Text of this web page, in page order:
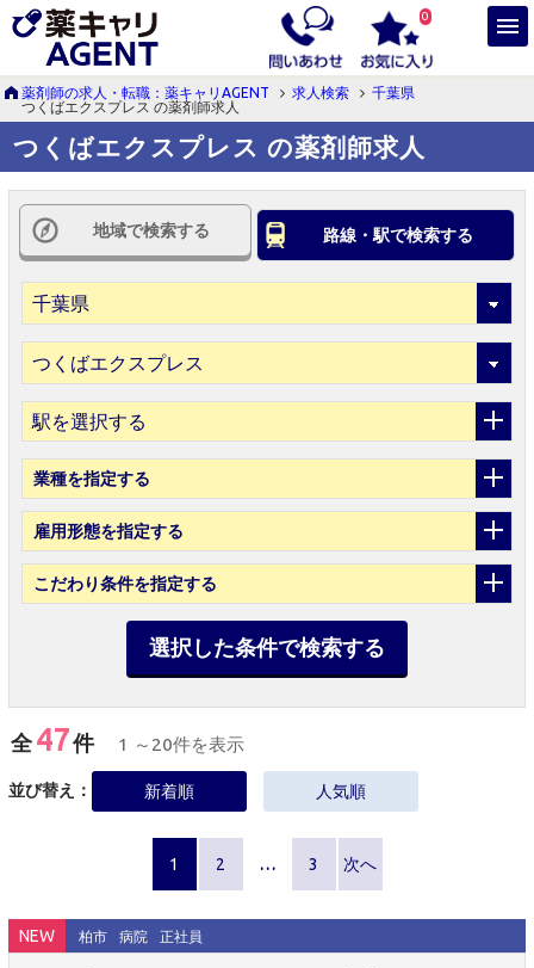
0
薬剤師の求人・転職：薬キャリAGENT 求人検索
千葉県
つくばエクスプレス の薬剤師求人
つくばエクスプレス の薬剤師求人
地域で検索する 路線・駅で検索する
駅を選択する
業種を指定する
雇用形態を指定する
こだわり条件を指定する
選択した条件で検索する
全47件 1 ～20件を表示
並び替え： 新着順 人気順
1 2 … 3 次へ
NEW 柏市 病院 正社員